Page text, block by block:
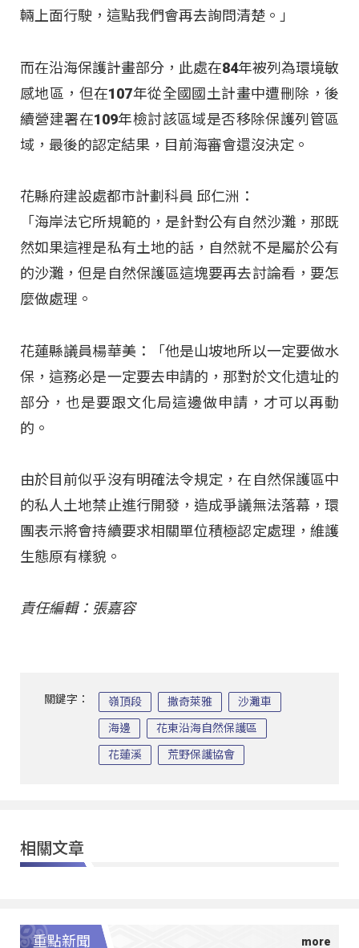
輛上面行駛，這點我們會再去詢問清楚。」
而在沿海保護計畫部分，此處在84年被列為環境敏
感地區，但在107年從全國國土計畫中遭刪除，後
續營建署在109年檢討該區域是否移除保護列管區
域，最後的認定結果，目前海審會還沒決定。
花縣府建設處都市計劃科員 邱仁洲：
「海岸法它所規範的，是針對公有自然沙灘，那既
然如果這裡是私有土地的話，自然就不是屬於公有
的沙灘，但是自然保護區這塊要再去討論看，要怎
麼做處理。
花蓮縣議員楊華美：「他是山坡地所以一定要做水
保，這務必是一定要去申請的，那對於文化遺址的
部分，也是要跟文化局這邊做申請，才可以再動
的。
由於目前似乎沒有明確法令規定，在自然保護區中
的私人土地禁止進行開發，造成爭議無法落幕，環
團表示將會持續要求相關單位積極認定處理，維護
生態原有樣貌。
責任編輯：張嘉容
關鍵字： 嶺頂段 撒奇萊雅 沙灘車
海邊 花東沿海自然保護區
花蓮溪 荒野保護協會
相關文章
重點新聞